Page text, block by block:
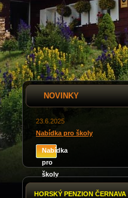
NOVINKY
23.6.2025
Nabídka pro školy
Nabídka
pro
školy
HORSKÝ PENZION ČERNAVA